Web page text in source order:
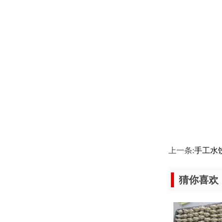
上一条:手工水
猜你喜欢